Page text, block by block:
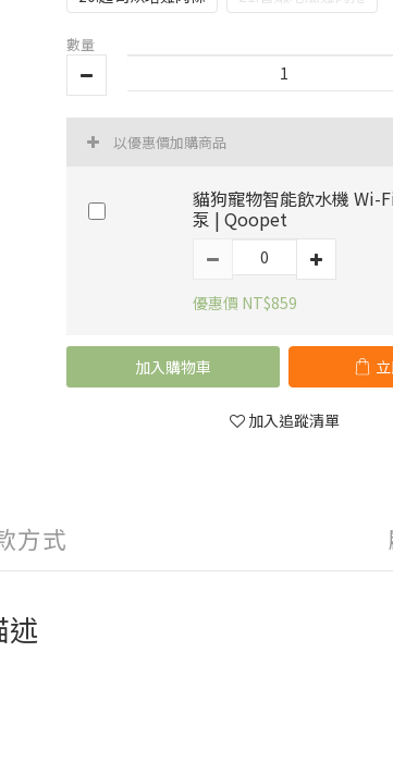
數量
以優惠價加購商品
貓狗寵物智能飲水機 Wi-
泵 | Qoopet
優惠價 NT$859
加入購物車
加入追蹤清單
方式
述